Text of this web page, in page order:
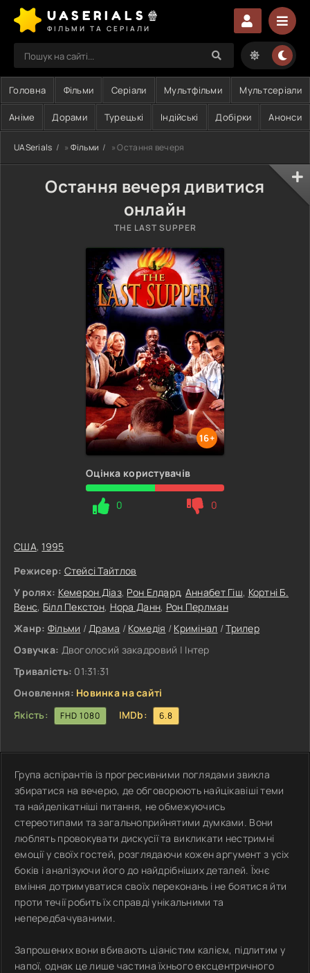
UASERIALS🍿
ФІЛЬМИ ТА СЕРІАЛИ
Головна Фільми Серіали Мультфільми Мультсеріали
Аніме Дорами Турецькі Індійські Добірки Анонси
UASerials » Фільми » Остання вечеря
Остання вечеря дивитися
онлайн
THE LAST SUPPER
16+
Оцінка користувачів
0 0
США,1995
Режисер: Стейсі Тайтлов
У ролях: Кемерон Діаз, Рон Елдард, Аннабет Гіш, Кортні Б.
Венс, Білл Пекстон, Нора Данн, Рон Перлман
Жанр: Фільми /Драма / Комедія / Кримінал /Трилер
Озвучка: Двоголосий закадровий | Інтер
Тривалість: 01:31:31
Оновлення: Новинка на сайті
Якість:
FHD 1080 IMDb: 6.8
Група аспірантів із прогресивними поглядами звикла
збиратися на вечерю, де обговорюють найцікавіші теми
та найделікатніші питання, не обмежуючись
стереотипами та загальноприйнятими думками. Вони
люблять провокувати дискусії та викликати нестримні
емоції у своїх гостей, розглядаючи кожен аргумент з усіх
боків і аналізуючи його до найдрібніших деталей. Їхнє
вміння дотримуватися своїх переконань і не боятися йти
проти течії робить їх справді унікальними та
непередбачуваними.
Запрошених вони вбивають ціаністим калієм, підлитим у
напої, однак це лише частина їхнього ексцентричного